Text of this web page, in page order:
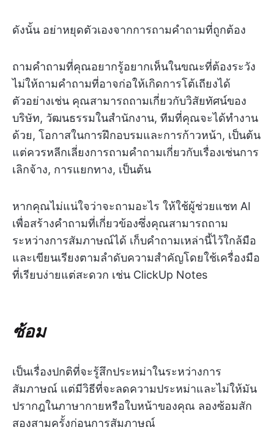
ดังนั้น อย่าหยุดตัวเองจากการถามคำถามที่ถูกต้อง
ถามคำถามที่คุณอยากรู้อยากเห็นในขณะที่ต้องระวัง
ไม่ให้ถามคำถามที่อาจก่อให้เกิดการโต้เถียงได้
ตัวอย่างเช่น คุณสามารถถามเกี่ยวกับวิสัยทัศน์ของ
บริษัท, วัฒนธรรมในสำนักงาน, ทีมที่คุณจะได้ทำงาน
ด้วย, โอกาสในการฝึกอบรมและการก้าวหน้า, เป็นต้น
แต่ควรหลีกเลี่ยงการถามคำถามเกี่ยวกับเรื่องเช่นการ
เลิกจ้าง, การแยกทาง, เป็นต้น
หากคุณไม่แน่ใจว่าจะถามอะไร ให้ใช้ผู้ช่วยแชท AI
เพื่อสร้างคำถามที่เกี่ยวข้องซึ่งคุณสามารถถาม
ระหว่างการสัมภาษณ์ได้ เก็บคำถามเหล่านี้ไว้ใกล้มือ
และเขียนเรียงตามลำดับความสำคัญโดยใช้เครื่องมือ
ที่เรียบง่ายแต่สะดวก เช่น ClickUp Notes
ซ้อม
เป็นเรื่องปกติที่จะรู้สึกประหม่าในระหว่างการ
สัมภาษณ์ แต่มีวิธีที่จะลดความประหม่าและไม่ให้มัน
ปรากฎในภาษากายหรือใบหน้าของคุณ ลองซ้อมสัก
สองสามครั้งก่อนการสัมภาษณ์